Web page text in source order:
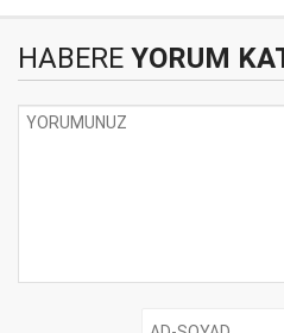
HABERE YORUM